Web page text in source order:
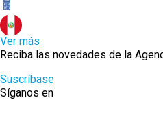
Ver más
Reciba las novedades de la
Suscríbase
Síganos en